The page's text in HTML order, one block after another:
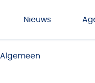
Nieuws
Algemeen